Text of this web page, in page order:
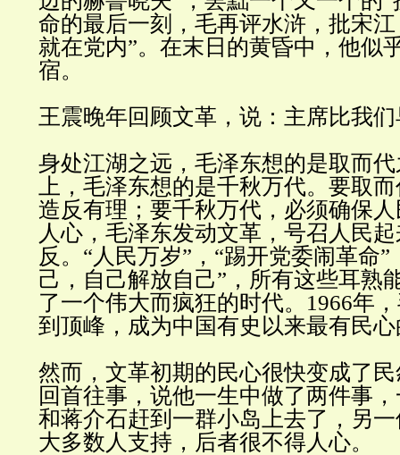
命的最后一刻，毛再评水浒，批宋
就在党内”。在末日的黄昏中，他似
宿。
王震晚年回顾文革，说：主席比我
身处江湖之远，毛泽东想的是取而
上，毛泽东想的是千秋万代。要取
造反有理；要千秋万代，必须确保
人心，毛泽东发动文革，号召人民
反。 “ 人民万岁” ， “踢开党委闹革命”
己，自己解放自己” ，所有这些耳熟
了一个伟大而疯狂的时代。 1966年
到顶峰，成为中国有史以来最有民
然而，文革初期的民心很快变成了
回首往事，说他一生中做了两件事
和蒋介石赶到一群小岛上去了，另
大多数人支持，后者很不得人心。